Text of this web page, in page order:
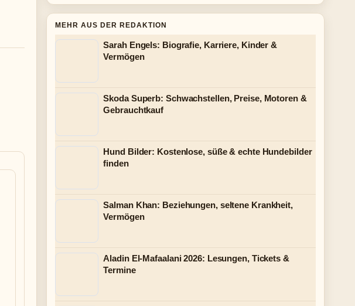
MEHR AUS DER REDAKTION
Sarah Engels: Biografie, Karriere, Kinder &
Vermögen
Skoda Superb: Schwachstellen, Preise, Motoren &
Gebrauchtkauf
Hund Bilder: Kostenlose, süße & echte Hundebilder
finden
Salman Khan: Beziehungen, seltene Krankheit,
Vermögen
Aladin El-Mafaalani 2026: Lesungen, Tickets &
Termine